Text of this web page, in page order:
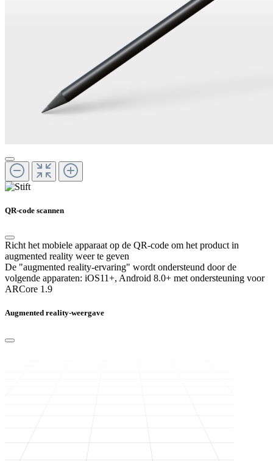
QR-code scannen
Richt het mobiele apparaat op de QR-code om het product in
augmented reality weer te geven
De "augmented reality-ervaring" wordt ondersteund door de
volgende apparaten: iOS11+, Android 8.0+ met ondersteuning voor
ARCore 1.9
Augmented reality-weergave